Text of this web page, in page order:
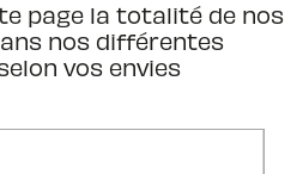
page la totalité de nos
nos différentes
vos envies